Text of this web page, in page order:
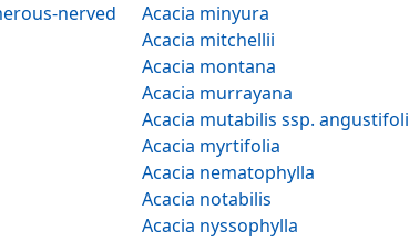
Acacia minyura
Acacia mitchellii
Acacia montana
Acacia murrayana
Acacia mutabilis ssp.
Acacia myrtifolia
Acacia nematophylla
Acacia notabilis
Acacia nyssophylla